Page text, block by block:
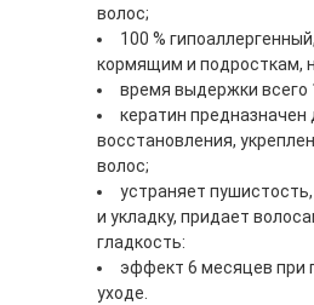
Сыворотки, эликсиры,
эссенции для лица
Уход для губ
Уход для кожи вокруг глаз
Флюиды для лица
Для Тела
Автозагар для тела
Антицеллюлитные средства
Бальзамы и гели для тела
Гели для душа
волос;
100 %
кормящим и подросткам,
время выдержки всего
кератин
восстановления,
волос;
устраняет
и укладку, придает
гладкость:
эффект 6 месяцев при
уходе.